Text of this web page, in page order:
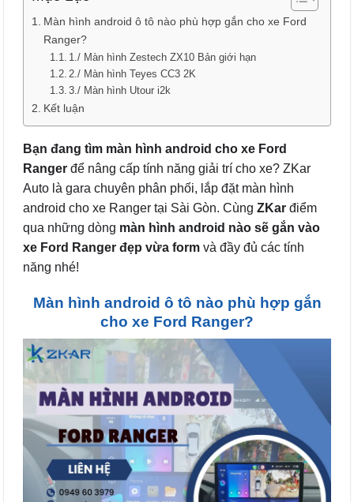
Màn hình android ô tô nào phù hợp gắn cho xe Ford
Ranger?
1./ Màn hình Zestech ZX10 Bản giới hạn
2./ Màn hình Teyes CC3 2K
3./ Màn hình Utour i2k
Kết luận
Bạn đang tìm màn hình android cho xe Ford
Ranger để nâng cấp tính năng giải trí cho xe? ZKar
Auto là gara chuyên phân phối, lắp đặt màn hình
android cho xe Ranger tại Sài Gòn. Cùng ZKar điểm
qua những dòng màn hình android nào sẽ gắn vào
xe Ford Ranger đẹp vừa form và đầy đủ các tính
năng nhé!
Màn hình android ô tô nào phù hợp gắn
cho xe Ford Ranger?